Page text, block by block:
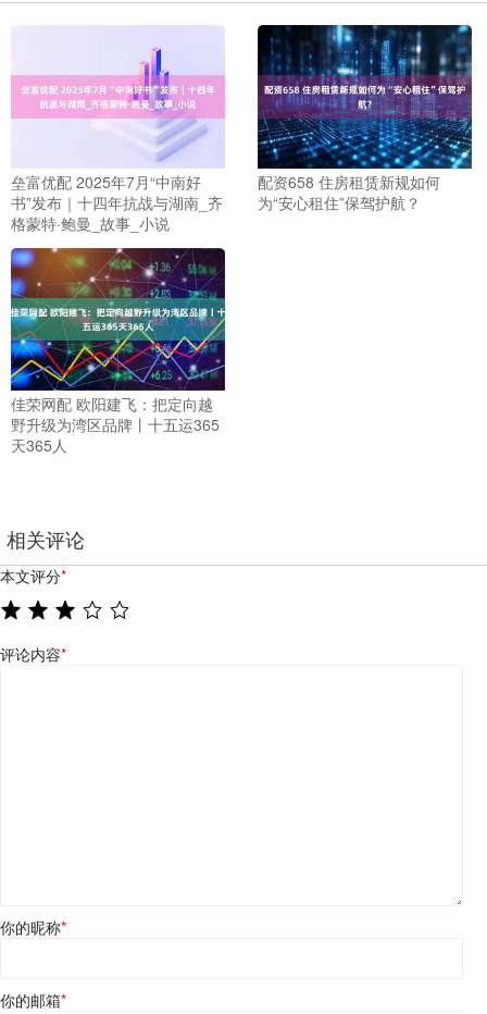
垒富优配 2025年7月“中南好
书”发布｜十四年抗战与湖南_齐
格蒙特·鲍曼_故事_小说
配资658 住房租赁新规如何
为“安心租住”保驾护航？
佳荣网配 欧阳建飞：把定向越
野升级为湾区品牌丨十五运365
天365人
相关评论
本文评分*
评论内容*
你的昵称*
你的邮箱*